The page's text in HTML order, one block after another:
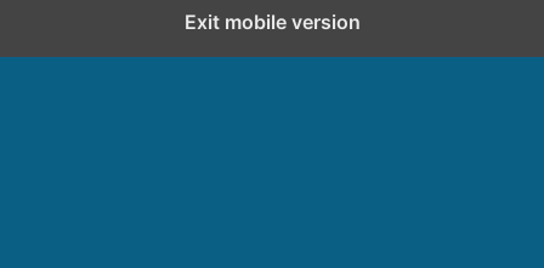
Exit mobile version